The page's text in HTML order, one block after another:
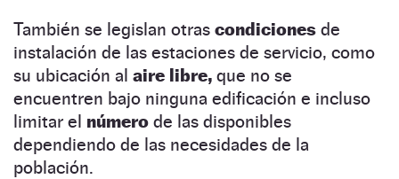
También se legislan otras condiciones de
instalación de las estaciones de servicio, como
su ubicación al aire libre, que no se
encuentren bajo ninguna edificación e incluso
limitar el número de las disponibles
dependiendo de las necesidades de la
población.